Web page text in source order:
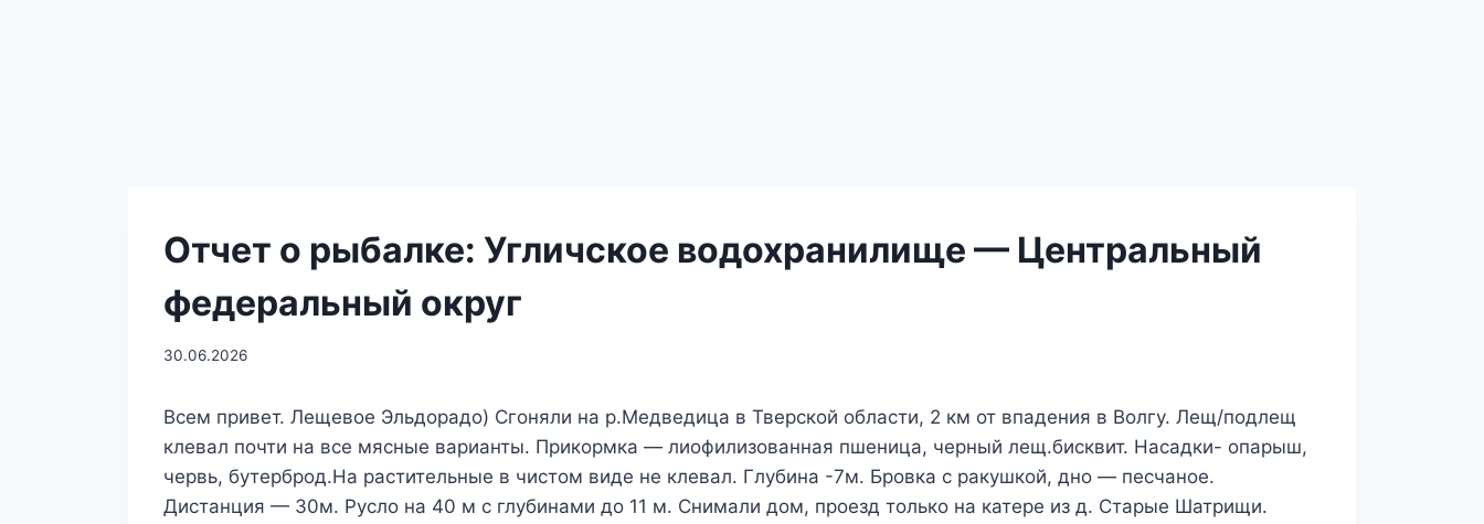
Отчет о рыбалке: Угличское водохранилище — Центральный
федеральный округ
30.06.2026
Всем привет. Лещевое Эльдорадо) Сгоняли на р.Медведица в Тверской области, 2 км от впадения в Волгу. Лещ/подлещ
клевал почти на все мясные варианты. Прикормка — лиофилизованная пшеница, черный лещ.бисквит. Насадки- опарыш,
червь, бутерброд.На растительные в чистом виде не клевал. Глубина -7м. Бровка с ракушкой, дно — песчаное.
Дистанция — 30м. Русло на 40 м с глубинами до 11 м. Снимали дом, проезд только на катере из д. Старые Шатрищи.